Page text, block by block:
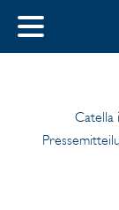
SCHLIESSEN
Deutsch
Catella